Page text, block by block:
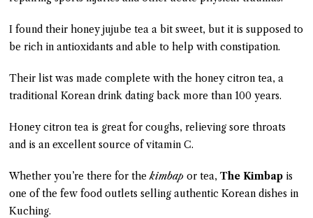
I found their honey jujube tea a bit sweet, but it is supposed to
be rich in antioxidants and able to help with constipation.
Their list was made complete with the honey citron tea, a
traditional Korean drink dating back more than 100 years.
Honey citron tea is great for coughs, relieving sore throats
and is an excellent source of vitamin C.
Whether you’re there for thekimbap or tea,The Kimbap is
one of the few food outlets selling authentic Korean dishes in
Kuching.